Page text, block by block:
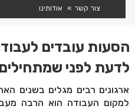
צור קשר אודותינו
הסעות עובדים
לדעת לפני שמתחילים
ארגונים רבים מגלים בשנים
למקום העבודה הוא הרבה מעבר